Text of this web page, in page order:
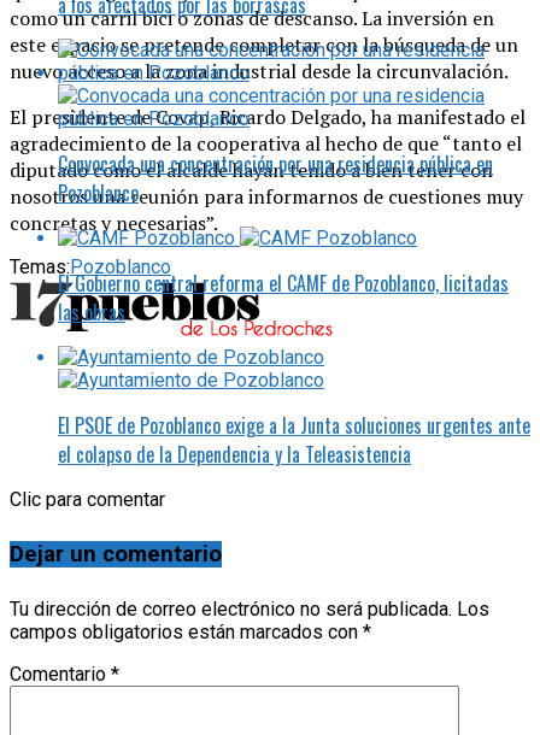
como un carril bici o zonas de descanso. La inversión en
este espacio se pretende completar con la búsqueda de un
nuevo acceso a la zona industrial desde la circunvalación.
El presidente de Covap, Ricardo Delgado, ha manifestado el
agradecimiento de la cooperativa al hecho de que “tanto el
diputado como el alcalde hayan tenido a bien tener con
nosotros una reunión para informarnos de cuestiones muy
concretas y necesarias”.
Temas: Pozoblanco
Convocada una concentración por una residencia pública en
Pozoblanco
El Gobierno central reforma el CAMF de Pozoblanco, licitadas
las obras
El PSOE de Pozoblanco exige a la Junta soluciones urgentes ante
el colapso de la Dependencia y la Teleasistencia
Clic para comentar
Dejar un comentario
Tu dirección de correo electrónico no será publicada. Los
campos obligatorios están marcados con *
Comentario *